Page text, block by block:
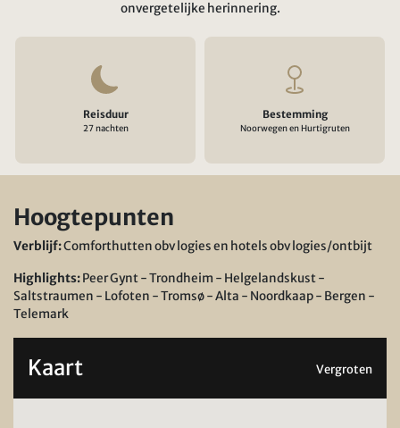
onvergetelijke herinnering.
Reisduur
27 nachten
Bestemming
Noorwegen en Hurtigruten
Hoogtepunten
Verblijf:Comforthutten obv logies en hotels obv logies/ontbijt
Highlights:Peer Gynt - Trondheim - Helgelandskust -
Saltstraumen - Lofoten - Tromsø - Alta - Noordkaap - Bergen -
Telemark
Kaart Vergroten